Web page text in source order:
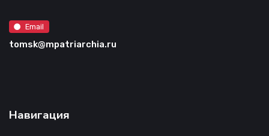
Email
tomsk@mpatriarchia.ru
Навигация